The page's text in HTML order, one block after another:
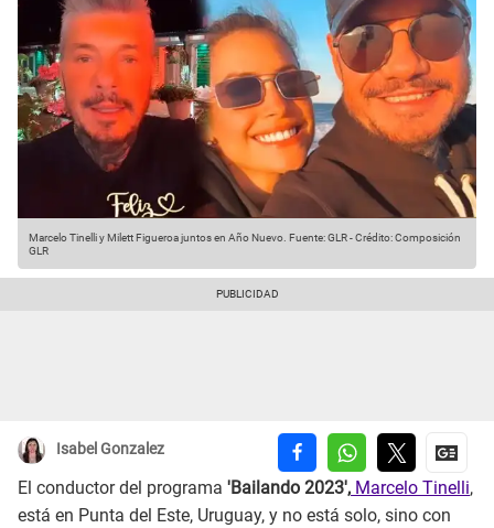
Marcelo Tinelli y Milett Figueroa juntos en Año Nuevo. Fuente: GLR-Crédito: Composición
GLR
Isabel Gonzalez
El conductor del programa 'Bailando 2023', Marcelo Tinelli,
está en Punta del Este, Uruguay, y no está solo, sino con